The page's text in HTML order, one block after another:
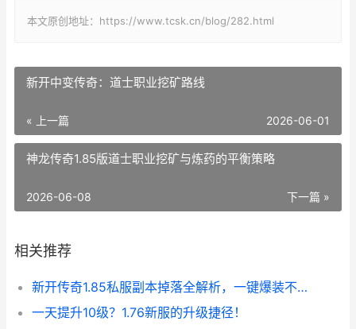
本文原创地址：https://www.tcsk.cn/blog/282.html
新开中变传奇：道士职业挖矿路线
« 上一篇 2026-06-01
神龙传奇1.85版道士职业挖矿与炼药的平衡策略
下一篇 »
2026-06-08
相关推荐
新开传奇1.85私服副本掉落全解析，一键爆装不是梦！
一天提升10级？1.76新服的升级捷径！